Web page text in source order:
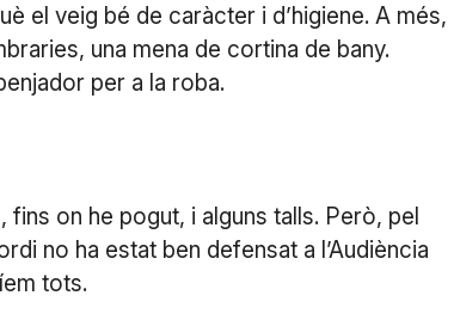
el veig bé de caràcter i d’higiene. A més,
una mena de cortina de bany.
per a la roba.
on he pogut, i alguns talls. Però, pel
no ha estat ben defensat a l’Audiència
tots.